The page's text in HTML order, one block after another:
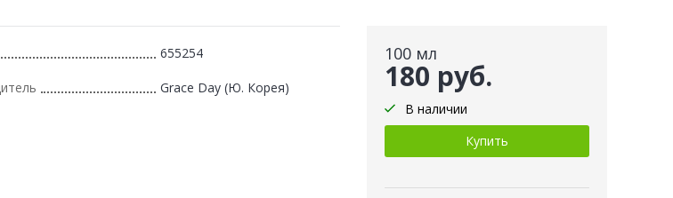
100 мл
180 руб.
В наличии
655254
Grace Day (Ю. Корея)